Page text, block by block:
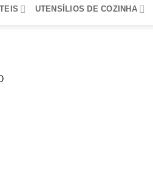
UTENSÍLIOS DE COZINHA